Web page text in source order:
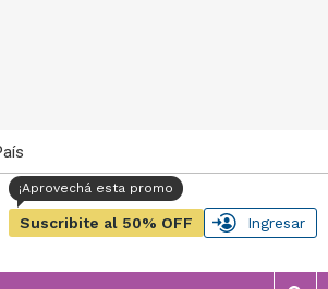
Suscribite al 50% OFF Ingresar